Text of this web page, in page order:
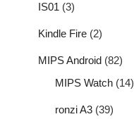
IS01 (3)
Kindle Fire (2)
MIPS Android (82)
MIPS Watch (14)
ronzi A3 (39)